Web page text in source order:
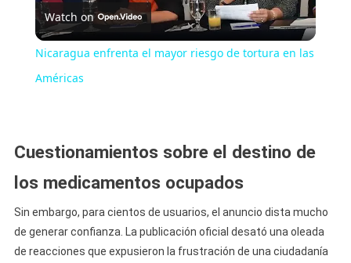
Video
Watch on
Nicaragua enfrenta el mayor riesgo de tortura en las
Américas
Cuestionamientos sobre el destino de
los medicamentos ocupados
Sin embargo, para cientos de usuarios, el anuncio dista mucho
de generar confianza. La publicación oficial desató una oleada
de reacciones que expusieron la frustración de una ciudadanía